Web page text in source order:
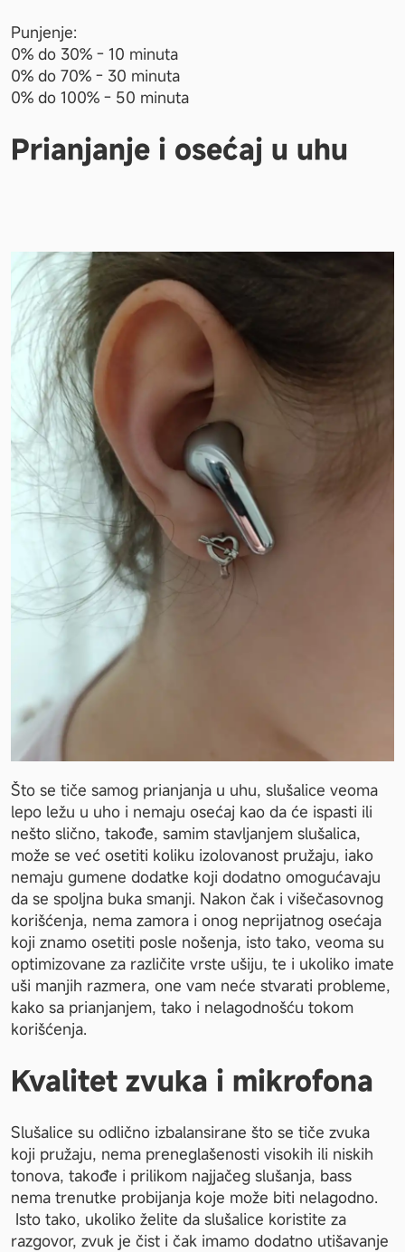
Punjenje:
0% do 30% - 10 minuta
0% do 70% - 30 minuta
0% do 100% - 50 minuta
Prianjanje i osećaj u uhu
Što se tiče samog prianjanja u uhu, slušalice veoma
lepo ležu u uho i nemaju osećaj kao da će ispasti ili
nešto slično, takođe, samim stavljanjem slušalica,
može se već osetiti koliku izolovanost pružaju, iako
nemaju gumene dodatke koji dodatno omogućavaju
da se spoljna buka smanji. Nakon čak i višečasovnog
korišćenja, nema zamora i onog neprijatnog osećaja
koji znamo osetiti posle nošenja, isto tako, veoma su
optimizovane za različite vrste ušiju, te i ukoliko imate
uši manjih razmera, one vam neće stvarati probleme,
kako sa prianjanjem, tako i nelagodnošću tokom
korišćenja.
Kvalitet zvuka i mikrofona
Slušalice su odlično izbalansirane što se tiče zvuka
koji pružaju, nema preneglašenosti visokih ili niskih
tonova, takođe i prilikom najjačeg slušanja, bass
nema trenutke probijanja koje može biti nelagodno.
Isto tako, ukoliko želite da slušalice koristite za
razgovor, zvuk je čist i čak imamo dodatno utišavanje